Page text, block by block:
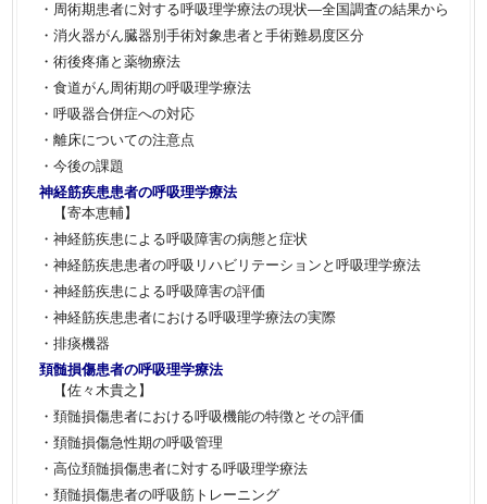
・周術期患者に対する呼吸理学療法の現状―全国調査の結果から
・消火器がん臓器別手術対象患者と手術難易度区分
・術後疼痛と薬物療法
・食道がん周術期の呼吸理学療法
・呼吸器合併症への対応
・離床についての注意点
・今後の課題
神経筋疾患患者の呼吸理学療法
【寄本恵輔】
・神経筋疾患による呼吸障害の病態と症状
・神経筋疾患患者の呼吸リハビリテーションと呼吸理学療法
・神経筋疾患による呼吸障害の評価
・神経筋疾患患者における呼吸理学療法の実際
・排痰機器
頚髄損傷患者の呼吸理学療法
【佐々木貴之】
・頚髄損傷患者における呼吸機能の特徴とその評価
・頚髄損傷急性期の呼吸管理
・高位頚髄損傷患者に対する呼吸理学療法
・頚髄損傷患者の呼吸筋トレーニング